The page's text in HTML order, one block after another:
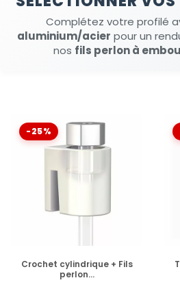
Complétez votre profilé
aluminium/acier pour un
nos fils perlon à
-25%
EN STOCK
Crochet cylindrique + Fils
perlon...